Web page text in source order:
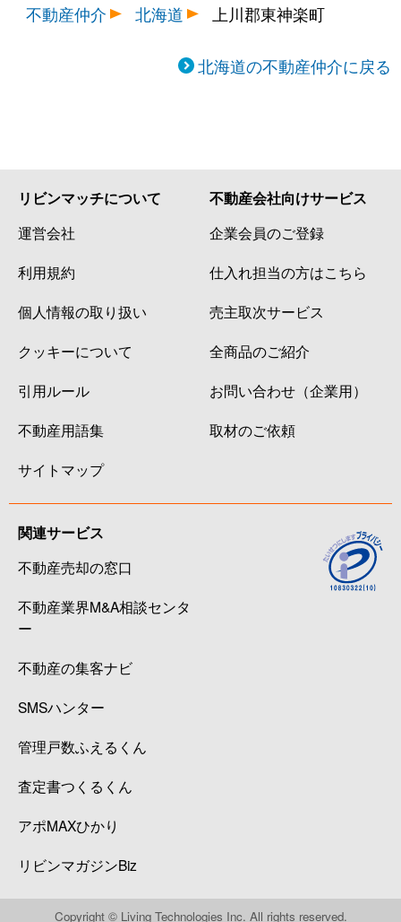
不動産仲介
北海道 上川郡東神楽町
北海道の不動産仲介に戻る
リビンマッチについて
運営会社
利用規約
個人情報の取り扱い
クッキーについて
引用ルール
不動産用語集
サイトマップ
不動産会社向けサービス
企業会員のご登録
仕入れ担当の方はこちら
売主取次サービス
全商品のご紹介
お問い合わせ（企業用）
取材のご依頼
関連サービス
不動産売却の窓口
不動産業界M&A相談センタ
ー
不動産の集客ナビ
SMSハンター
管理戸数ふえるくん
査定書つくるくん
アポMAXひかり
リビンマガジンBiz
Copyright © Living Technologies Inc. All rights reserved.